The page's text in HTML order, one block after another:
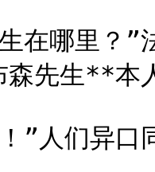
在哪里？
森先生**本
”人们异口